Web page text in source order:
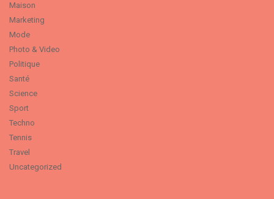
Maison
Marketing
Mode
Photo & Video
Politique
Santé
Science
Sport
Techno
Tennis
Travel
Uncategorized